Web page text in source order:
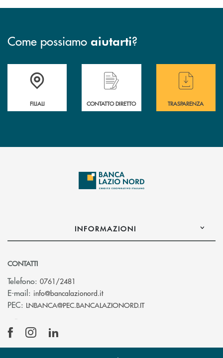
Come possiamo aiutarti?
Trova la filiale più vicina a te
FILIALI
Hai bisogno di assistenza immediata ?
CONTATTO DIRETTO
Hai bisogno di
TRASPARENZA
INFORMAZIONI
CONTATTI
Telefono: 0761/2481
E-mail: info@bancalazionord.it(si apre l’app di posta elettronica)
PEC: LNBANCA@PEC.BANCALAZIONORD.IT(si apre l’app di posta